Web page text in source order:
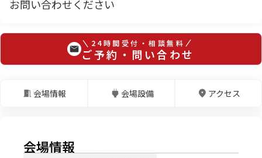
お問い合わせください
24時間受付・相談無料
ご予約・問い合わせ
会場情報 会場設備 アクセス
会場情報